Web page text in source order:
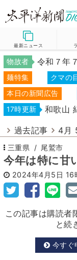
最新ニュース
物故者 令和７年
麺特集 クマの
本日の新聞広告
17時更新 和歌山
過去記事 4月
三重県 尾鷲市
今年は特に
2024年4月5日 16
この記事は購読者
と続
今すぐ